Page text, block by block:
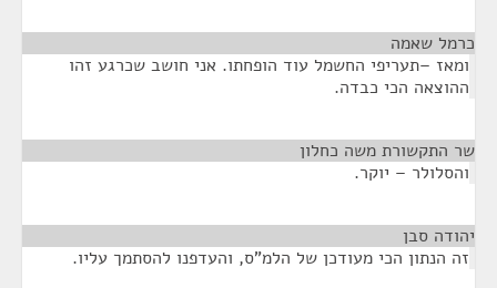
כרמל שאמה
ומאז –תעריפי החשמל עוד הופחתו. אני חושב שכרגע זהו
ההוצאה הכי כבדה.
שר התקשורת משה כחלון
והסלולר – יוקר.
יהודה סבן
זה הנתון הכי מעודכן של הלמ"ס, והעדפנו להסתמך עליו.